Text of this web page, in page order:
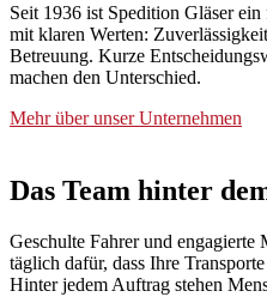
Seit 1936 ist Spedition Gläser
mit klaren Werten:
Betreuung. Kurze
machen den Unterschied.
Mehr über unser Unternehmen
Das Team hinter
Geschulte Fahrer und
täglich dafür, dass Ihre
Hinter jedem Auftrag stehen